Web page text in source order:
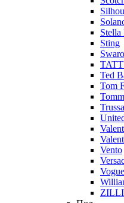
Sting
Ted
Tom
Vento
Vogue
ZILLI